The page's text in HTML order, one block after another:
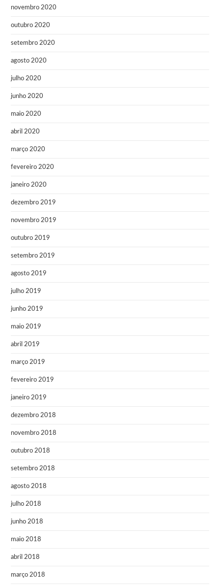
novembro 2020
outubro 2020
setembro 2020
agosto 2020
julho 2020
junho 2020
maio 2020
abril 2020
março 2020
fevereiro 2020
janeiro 2020
dezembro 2019
novembro 2019
outubro 2019
setembro 2019
agosto 2019
julho 2019
junho 2019
maio 2019
abril 2019
março 2019
fevereiro 2019
janeiro 2019
dezembro 2018
novembro 2018
outubro 2018
setembro 2018
agosto 2018
julho 2018
junho 2018
maio 2018
abril 2018
março 2018